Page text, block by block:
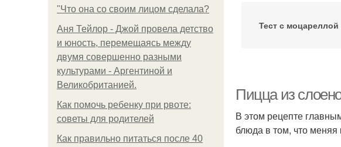
"Что она со своим лицом сделала?
Аня Тейлор - Джой провела детство
и юность, перемещаясь между
двумя совершенно разными
культурами - Аргентиной и
Великобританией.
Как помочь ребенку при рвоте:
советы для родителей
Как правильно питаться после 40
Тест с моцареллой
Пицца из
В этом рецепте
блюда в том, что